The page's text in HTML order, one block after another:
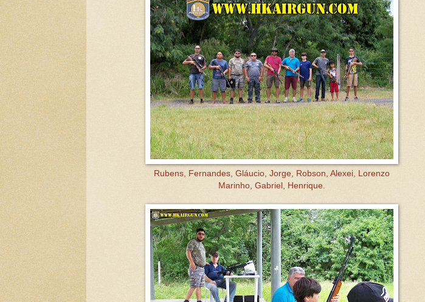
Rubens, Fernandes, Gláucio, Jorge, Robson, Alexei, Lorenzo
Marinho, Gabriel, Henrique.